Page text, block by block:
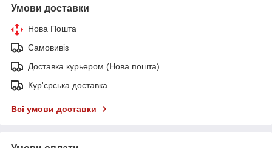
Умови доставки
Нова Пошта
Самовивіз
Доставка курьером (Нова пошта)
Кур'єрська доставка
Всі умови доставки